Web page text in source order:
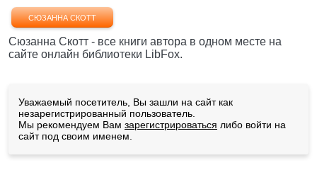
СЮЗАННА СКОТТ
Сюзанна Скотт - все книги автора в одном месте на
сайте онлайн библиотеки LibFox.
Уважаемый посетитель, Вы зашли на сайт как
незарегистрированный пользователь.
Мы рекомендуем Вам зарегистрироваться либо войти на
сайт под своим именем.